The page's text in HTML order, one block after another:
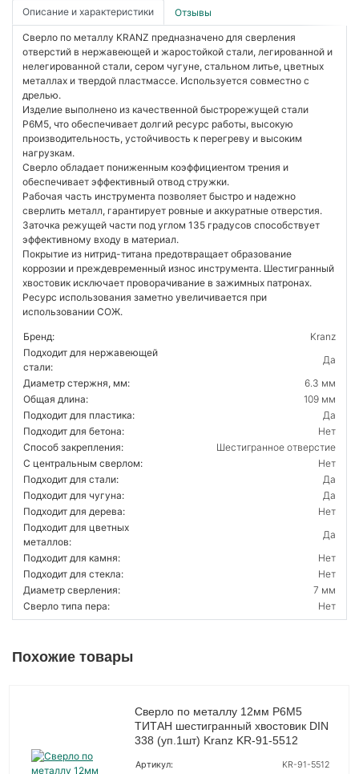
Описание и характеристики Отзывы
Сверло по металлу KRANZ предназначено для сверления
отверстий в нержавеющей и жаростойкой стали, легированной и
нелегированной стали, сером чугуне, стальном литье, цветных
металлах и твердой пластмассе. Используется совместно с
дрелью.
Изделие выполнено из качественной быстрорежущей стали
Р6М5, что обеспечивает долгий ресурс работы, высокую
производительность, устойчивость к перегреву и высоким
нагрузкам.
Сверло обладает пониженным коэффициентом трения и
обеспечивает эффективный отвод стружки.
Рабочая часть инструмента позволяет быстро и надежно
сверлить металл, гарантирует ровные и аккуратные отверстия.
Заточка режущей части под углом 135 градусов способствует
эффективному входу в материал.
Покрытие из нитрид-титана предотвращает образование
коррозии и преждевременный износ инструмента. Шестигранный
хвостовик исключает проворачивание в зажимных патронах.
Ресурс использования заметно увеличивается при
использовании СОЖ.
Бренд:
Kranz
Подходит для нержавеющей
стали:
Да
Диаметр стержня, мм:
6.3 мм
Общая длина:
109 мм
Подходит для пластика:
Да
Подходит для бетона:
Нет
Способ закрепления:
Шестигранное отверстие
С центральным сверлом:
Нет
Подходит для стали:
Да
Подходит для чугуна:
Да
Подходит для дерева:
Нет
Подходит для цветных
металлов:
Да
Подходит для камня:
Нет
Подходит для стекла:
Нет
Диаметр сверления:
7 мм
Сверло типа пера:
Нет
Похожие товары
Сверло по металлу 12мм Р6М5
ТИТАН шестигранный хвостовик DIN
338 (уп.1шт) Kranz KR-91-5512
Артикул: KR-91-5512